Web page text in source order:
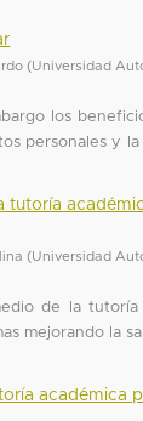
(Universidad
los
personales y la
tutoría
(Universidad
de la
mejorando la
académica